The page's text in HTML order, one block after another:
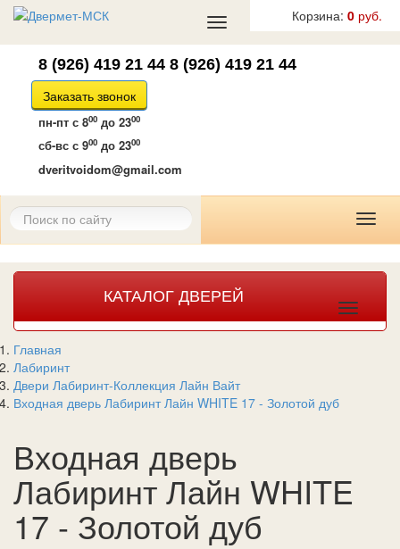
Корзина: 0 руб.
Toggle
navigation
8 (926) 419 21 44 8 (926) 419 21 44
Заказать звонок
пн-пт с 800 до 2300
сб-вс с 900 до 2300
dveritvoidom@gmail.com
КАТАЛОГ ДВЕРЕЙ
Toggle
Главная
Лабиринт
Двери Лабиринт-Коллекция Лайн Вайт
Входная дверь Лабиринт Лайн WHITE 17 - Золотой дуб
Входная дверь
Лабиринт Лайн WHITE
17 - Золотой дуб